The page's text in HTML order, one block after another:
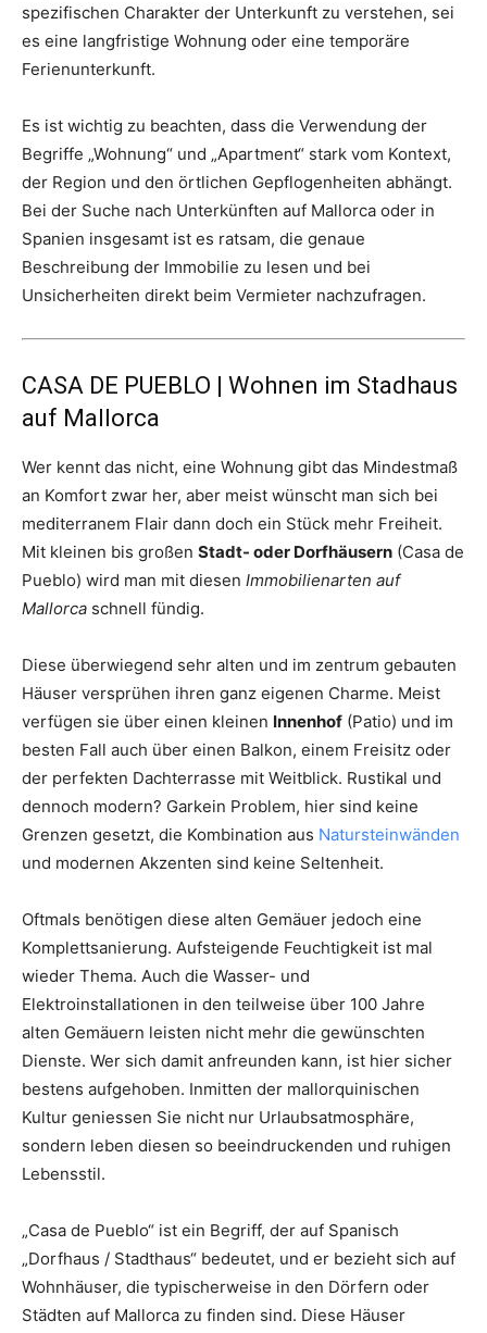
spezifischen Charakter der Unterkunft zu verstehen, sei
es eine langfristige Wohnung oder eine temporäre
Ferienunterkunft.
Es ist wichtig zu beachten, dass die Verwendung der
Begriffe „Wohnung“ und „Apartment“ stark vom Kontext,
der Region und den örtlichen Gepflogenheiten abhängt.
Bei der Suche nach Unterkünften auf Mallorca oder in
Spanien insgesamt ist es ratsam, die genaue
Beschreibung der Immobilie zu lesen und bei
Unsicherheiten direkt beim Vermieter nachzufragen.
CASA DE PUEBLO | Wohnen im Stadhaus
auf Mallorca
Wer kennt das nicht, eine Wohnung gibt das Mindestmaß
an Komfort zwar her, aber meist wünscht man sich bei
mediterranem Flair dann doch ein Stück mehr Freiheit.
Mit kleinen bis großen Stadt- oder Dorfhäusern (Casa de
Pueblo) wird man mit diesen Immobilienarten auf
Mallorca schnell fündig.
Diese überwiegend sehr alten und im zentrum gebauten
Häuser versprühen ihren ganz eigenen Charme. Meist
verfügen sie über einen kleinen Innenhof (Patio) und im
besten Fall auch über einen Balkon, einem Freisitz oder
der perfekten Dachterrasse mit Weitblick. Rustikal und
dennoch modern? Garkein Problem, hier sind keine
Grenzen gesetzt, die Kombination aus Natursteinwänden
und modernen Akzenten sind keine Seltenheit.
Oftmals benötigen diese alten Gemäuer jedoch eine
Komplettsanierung. Aufsteigende Feuchtigkeit ist mal
wieder Thema. Auch die Wasser- und
Elektroinstallationen in den teilweise über 100 Jahre
alten Gemäuern leisten nicht mehr die gewünschten
Dienste. Wer sich damit anfreunden kann, ist hier sicher
bestens aufgehoben. Inmitten der mallorquinischen
Kultur geniessen Sie nicht nur Urlaubsatmosphäre,
sondern leben diesen so beeindruckenden und ruhigen
Lebensstil.
„Casa de Pueblo“ ist ein Begriff, der auf Spanisch
„Dorfhaus / Stadthaus“ bedeutet, und er bezieht sich auf
Wohnhäuser, die typischerweise in den Dörfern oder
Städten auf Mallorca zu finden sind. Diese Häuser